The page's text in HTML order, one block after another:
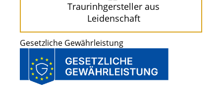
Traurinhgersteller aus
Leidenschaft
Gesetzliche Gewährleistung